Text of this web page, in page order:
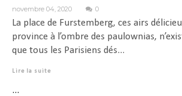
novembre 04, 2020 0
La place de Furstemberg, ces airs
province à l’ombre des paulownias,
que tous les Parisiens dés...
Lire la suite
...